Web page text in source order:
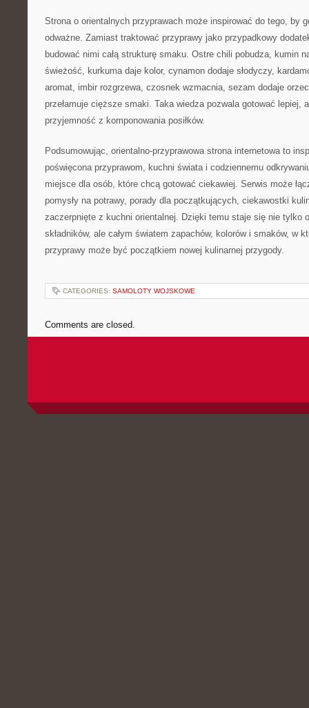
Strona o orientalnych przyprawach może inspirować do tego, by
odważne. Zamiast traktować przyprawy jako przypadkowy
budować nimi całą strukturę smaku. Ostre chili pobudza, kumin
świeżość, kurkuma daje kolor, cynamon dodaje słodyczy,
aromat, imbir rozgrzewa, czosnek wzmacnia, sezam dodaje
przełamuje cięższe smaki. Taka wiedza pozwala gotować lepiej,
przyjemność z komponowania posiłków.
Podsumowując, orientalno-przyprawowa strona internetowa to
poświęcona przyprawom, kuchni świata i codziennemu
miejsce dla osób, które chcą gotować ciekawiej. Serwis może
pomysły na potrawy, porady dla początkujących, ciekawostki
zaczerpnięte z kuchni orientalnej. Dzięki temu staje się nie tylko
składników, ale całym światem zapachów, kolorów i smaków, w
przyprawy może być początkiem nowej kulinarnej przygody.
CATEGORIES: SAMOLOTY WOJSKOWE
Comments are closed.